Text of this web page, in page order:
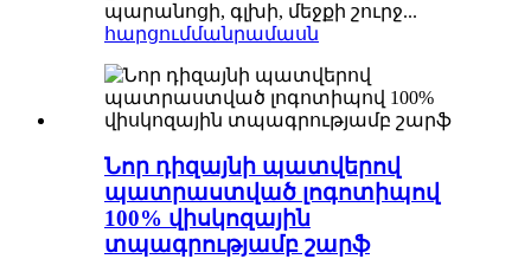
պարանոցի, գլխի, մեջքի շուրջ...
հարցումմանրամասն
Նոր դիզայնի պատվերով
պատրաստված լոգոտիպով
100% վիսկոզային
տպագրությամբ շարֆ